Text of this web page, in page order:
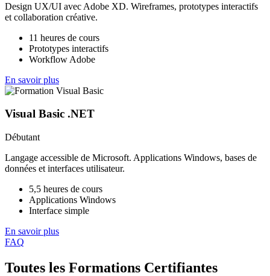
Design UX/UI avec Adobe XD. Wireframes, prototypes interactifs
et collaboration créative.
11 heures de cours
Prototypes interactifs
Workflow Adobe
En savoir plus
Visual Basic .NET
Débutant
Langage accessible de Microsoft. Applications Windows, bases de
données et interfaces utilisateur.
5,5 heures de cours
Applications Windows
Interface simple
En savoir plus
FAQ
Toutes les Formations Certifiantes